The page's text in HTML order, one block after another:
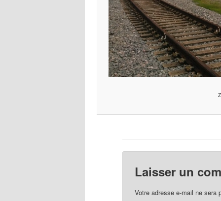
Laisser un
Votre adresse e-mail ne sera